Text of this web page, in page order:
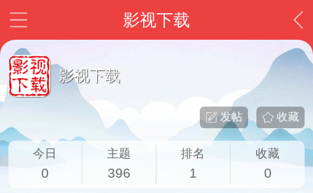
影视下载
影视下载
收藏
发帖
今日
0
主题
396
排名
1
收藏
0